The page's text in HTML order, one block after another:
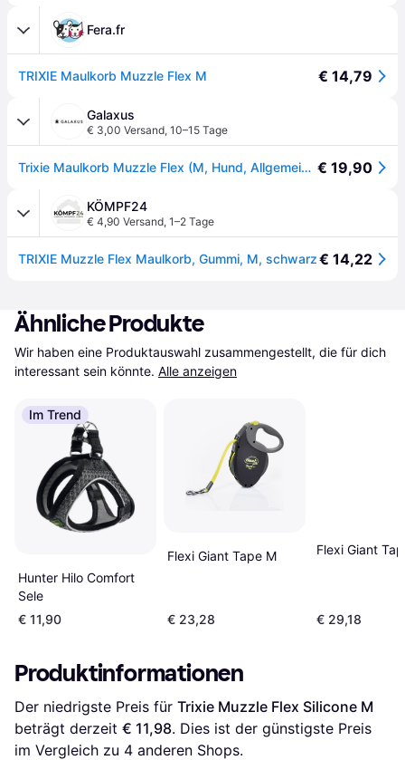
Fera.fr
TRIXIE Maulkorb Muzzle Flex M € 14,79
Galaxus
€ 3,00 Versand, 10–15 Tage
Trixie Maulkorb Muzzle Flex (M, Hund, Allgemein), Halsband + Leine € 19,90
KÖMPF24
€ 4,90 Versand, 1–2 Tage
TRIXIE Muzzle Flex Maulkorb, Gummi, M, schwarz€ 14,22
Ähnliche Produkte
Wir haben eine Produktauswahl zusammengestellt, die für dich
interessant sein könnte. Alle anzeigen
Im Trend
Hunter Hilo Comfort
Sele
€ 11,90
Flexi Giant Tape M
€ 23,28
Flexi Giant
€ 29,18
Produktinformationen
Der niedrigste Preis für Trixie Muzzle Flex Silicone M
beträgt derzeit € 11,98. Dies ist der günstigste Preis
im Vergleich zu 4 anderen Shops.